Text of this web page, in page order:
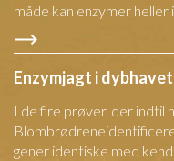
måde kan enzymer
Enzymjagt i dybhavet
I de fire prøver, der indtil
gener identiske med